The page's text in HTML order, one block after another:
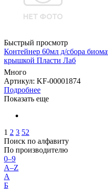
Быстрый просмотр
Контейнер 60мл д/сбора
крышкой Пласти Лаб
Много
Артикул: KF-00001874
Подробнее
Показать еще
1 2 3 52
Поиск по алфавиту
По производителю
0–9
A–Z
А
Б